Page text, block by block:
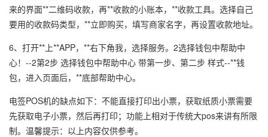
来的界面**二维码收款，再**收款的小账本，**收款工具。选择自己
要用的收款码类型，**立即购买，填写商家名字，再设置收款地址。
6、打开**上**APP，**右下角我，选择服务。2选择钱包中帮助中
心！--2第2步 选择钱包中帮助中心 带第一步、第二步 样式--**钱
包，进入页面后，**底部帮助中心。
电签POS机的缺点如下：不能直接打印出小票，获取纸质小票需要
先获取电子小票，然后再打印；功能上相对于传统大pos来讲有所限
制。温馨提示：以上内容仅供参考。